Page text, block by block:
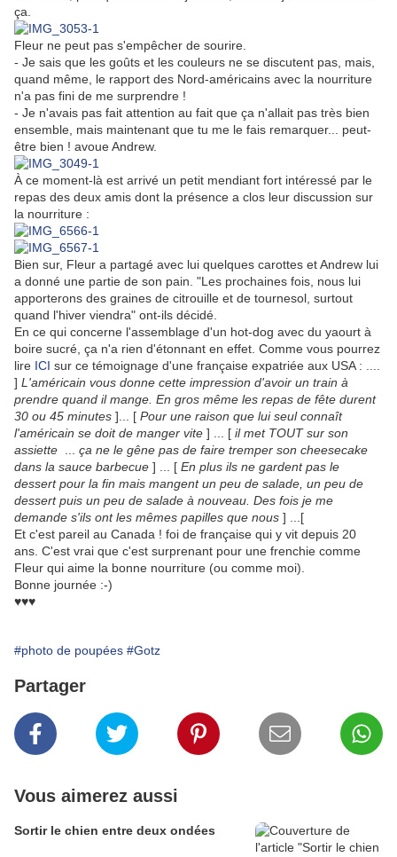
ça.
Fleur ne peut pas s'empêcher de sourire.
- Je sais que les goûts et les couleurs ne se discutent pas, mais,
quand même, le rapport des Nord-américains avec la nourriture
n'a pas fini de me surprendre !
- Je n'avais pas fait attention au fait que ça n'allait pas très bien
ensemble, mais maintenant que tu me le fais remarquer... peut-
être bien ! avoue Andrew.
À ce moment-là est arrivé un petit mendiant fort intéressé par le
repas des deux amis dont la présence a clos leur discussion sur
la nourriture :
Bien sur, Fleur a partagé avec lui quelques carottes et Andrew lui
a donné une partie de son pain. "Les prochaines fois, nous lui
apporterons des graines de citrouille et de tournesol, surtout
quand l'hiver viendra" ont-ils décidé.
En ce qui concerne l'assemblage d'un hot-dog avec du yaourt à
boire sucré, ça n'a rien d'étonnant en effet. Comme vous pourrez
lire ICI sur ce témoignage d'une française expatriée aux USA : ....
] L'américain vous donne cette impression d'avoir un train à
prendre quand il mange. En gros même les repas de fête durent
30 ou 45 minutes ]... [ Pour une raison que lui seul connaît
l'américain se doit de manger vite ] ... [ il met TOUT sur son
assiette
ça ne le gêne pas de faire tremper son cheesecake
dans la sauce barbecue ] ... [ En plus ils ne gardent pas le
dessert pour la fin mais mangent un peu de salade, un peu de
dessert puis un peu de salade à nouveau. Des fois je me
demande s'ils ont les mêmes papilles que nous ] ...[
Et c'est pareil au Canada ! foi de française qui y vit depuis 20
ans. C'est vrai que c'est surprenant pour une frenchie comme
Fleur qui aime la bonne nourriture (ou comme moi).
Bonne journée :-)
♥♥♥
#photo de poupées #Gotz
Partager
Vous aimerez aussi
Sortir le chien entre deux ondées